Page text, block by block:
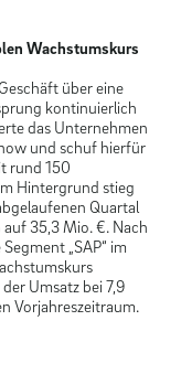
Wachstumskurs
über eine
kontinuierlich
das Unternehmen
und schuf hierfür
rund 150
Hintergrund stieg
Quartal
35,3 Mio. €. Nach
„SAP“ im
Umsatz bei 7,9
Vorjahreszeitraum.